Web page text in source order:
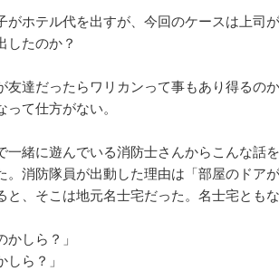
がホテル代を出すが、今回のケースは上司
したのか？
友達だったらワリカンって事もあり得るの
って仕方がない。
一緒に遊んでいる消防士さんからこんな話
。消防隊員が出動した理由は「部屋のドア
と、そこは地元名士宅だった。名士宅とも
かしら？」
しら？」